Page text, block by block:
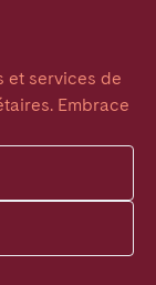
et services de
Embrace